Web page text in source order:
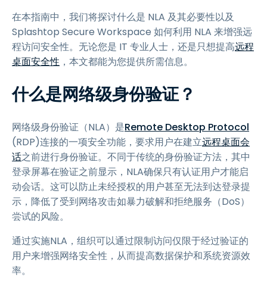
在本指南中，我们将探讨什么是 NLA 及其必要性以及
Splashtop Secure Workspace 如何利用 NLA 来增强远
程访问安全性。无论您是 IT 专业人士，还是只想提高远程
桌面安全性 ，本文都能为您提供所需信息。
什么是网络级身份验证？
网络级身份验证（NLA）是Remote Desktop Protocol
(RDP)连接的一项安全功能，要求用户在建立远程桌面会
话之前进行身份验证。不同于传统的身份验证方法，其中
登录屏幕在验证之前显示，NLA确保只有认证用户才能启
动会话。这可以防止未经授权的用户甚至无法到达登录提
示，降低了受到网络攻击如暴力破解和拒绝服务（DoS）
尝试的风险。
通过实施NLA，组织可以通过限制访问仅限于经过验证的
用户来增强网络安全性，从而提高数据保护和系统资源效
率。